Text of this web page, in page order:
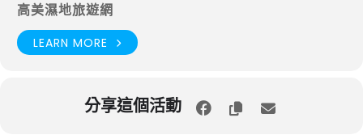
高美濕地旅遊網
LEARN MORE
分享這個活動